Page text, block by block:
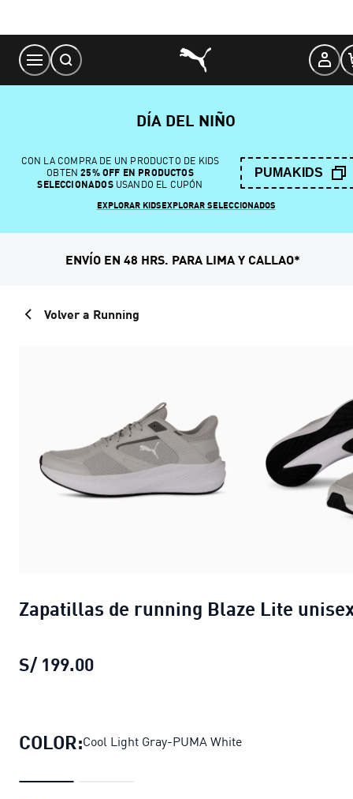
Content
DÍA DEL NIÑO
CON LA COMPRA DE UN PRODUCTO DE KIDS
OBTEN 25% OFF EN PRODUCTOS
SELECCIONADOSUSANDO EL CUPÓN
PUMAKIDS
EXPLORAR KIDSEXPLORAR SELECCIONADOS
ENVÍO EN 48 HRS. PARA LIMA Y CALLAO*
Volver a Running
Zapatillas de running Blaze Lite
S/ 199.00
COLOR:Cool Light Gray-PUMA White